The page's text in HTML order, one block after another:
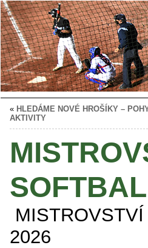
« HLEDÁME NOVÉ HROŠÍKY –
AKTIVITY
2026